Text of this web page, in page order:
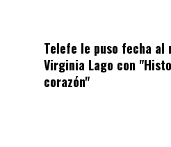
Telefe le puso fecha al
Virginia Lago con
corazón"